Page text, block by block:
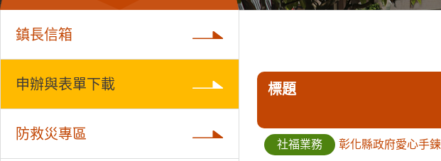
鎮長信箱
申辦與表單下載
防救災專區
標題
社福業務 彰化縣政府愛心手鍊